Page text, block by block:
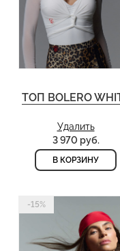
ТОП BOLERO
Удалить
3 970 руб.
В КОРЗИНУ
-15%